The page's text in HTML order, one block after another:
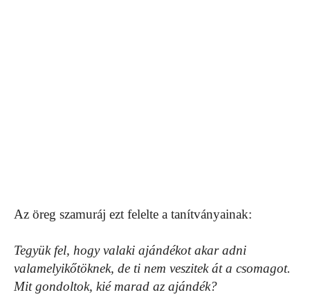
Az öreg szamuráj ezt felelte a tanítványainak:
Tegyük fel, hogy valaki ajándékot akar adni
valamelyikőtöknek, de ti nem veszitek át a csomagot.
Mit gondoltok, kié marad az ajándék?